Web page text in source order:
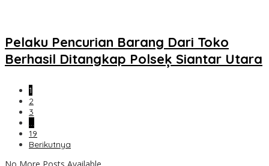
Pelaku Pencurian Barang Dari Toko
Berhasil Ditangkap Polseķ Siantar Utara
1
2
3
…
19
Berikutnya